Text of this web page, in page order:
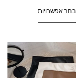
בחר אפשרויות